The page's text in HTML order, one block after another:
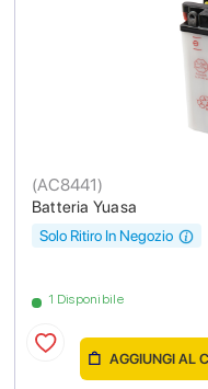
Batteria Yuasa
(AC8441)
1 Disponibile
Solo Ritiro In Negozio
AGGIUNGI AL